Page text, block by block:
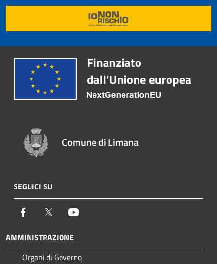
Comune di Limana
SEGUICI SU
Facebook Twitter
AMMINISTRAZIONE
Organi di Governo